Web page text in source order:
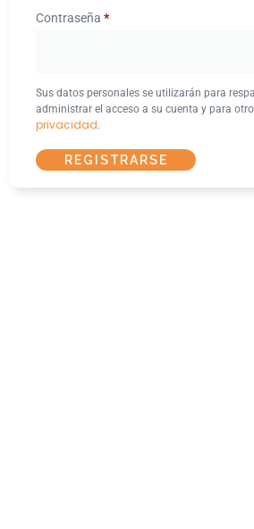
Contraseña*
Sus datos personales se utilizarán para
administrar el acceso a su cuenta y para
privacidad.
REGISTRARSE